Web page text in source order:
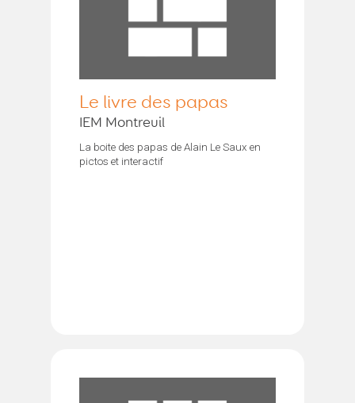
Le livre des papas
IEM Montreuil
La boite des papas de Alain Le Saux en
pictos et interactif